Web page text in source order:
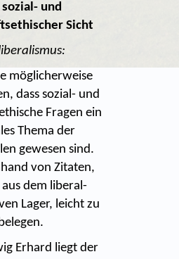
sozial- und
Sicht
möglicherweise
dass sozial- und
Fragen ein
Thema der
gewesen sind.
von Zitaten,
dem liberal-
Lager, leicht zu
Erhard liegt der